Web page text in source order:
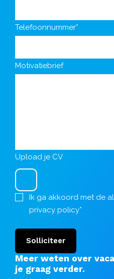
Telefoonnummer*
Motivatiebrief
Upload je CV
Ik ga akkoord met de
privacy policy*
Solliciteer
Meer weten over
je graag verder.